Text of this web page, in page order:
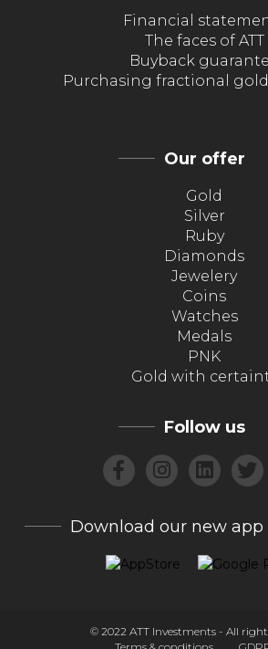
Financial
The faces of ATT
Buyback
Purchasing fractional
Our offer
Gold
Silver
Ruby
Diamonds
Jewelery
Coins
Watches
Medals
PNK
Gold with
Follow us
Download our new app
© 2022 ATT Investments - All